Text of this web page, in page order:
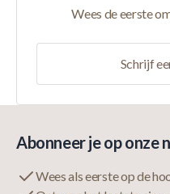
Wees de eerste
Schrijf
Abonneer je op onze
Wees als eerste op de